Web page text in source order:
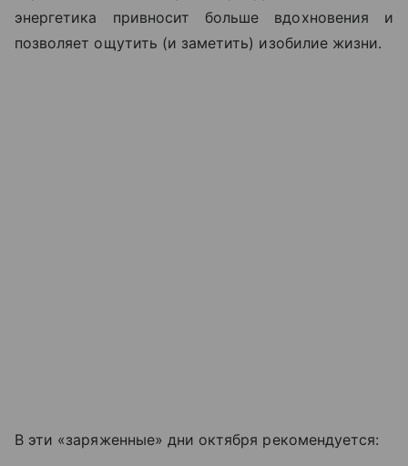
энергетика привносит больше вдохновения и
позволяет ощутить (и заметить) изобилие жизни.
В эти «заряженные» дни октября рекомендуется: